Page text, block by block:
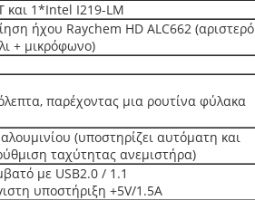
και 1*Intel I219-LM
ήχου Raychem HD ALC662 (αριστερό
+ μικρόφωνο)
παρέχοντας μια ρουτίνα φύλακα
(υποστηρίζει αυτόματη και
ταχύτητας ανεμιστήρα)
με USB2.0 / 1.1
υποστήριξη +5V/1.5A